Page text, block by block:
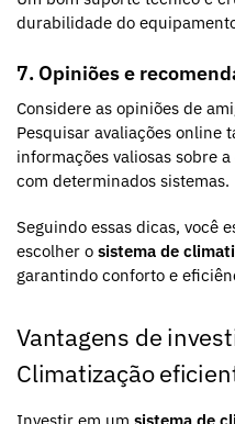
durabilidade do
7. Opiniões e
Considere as opiniões de
Pesquisar avaliações online
informações valiosas sobre
com determinados sistemas.
Seguindo essas dicas, você
escolher o sistema de
garantindo conforto e
Vantagens de
Climatização